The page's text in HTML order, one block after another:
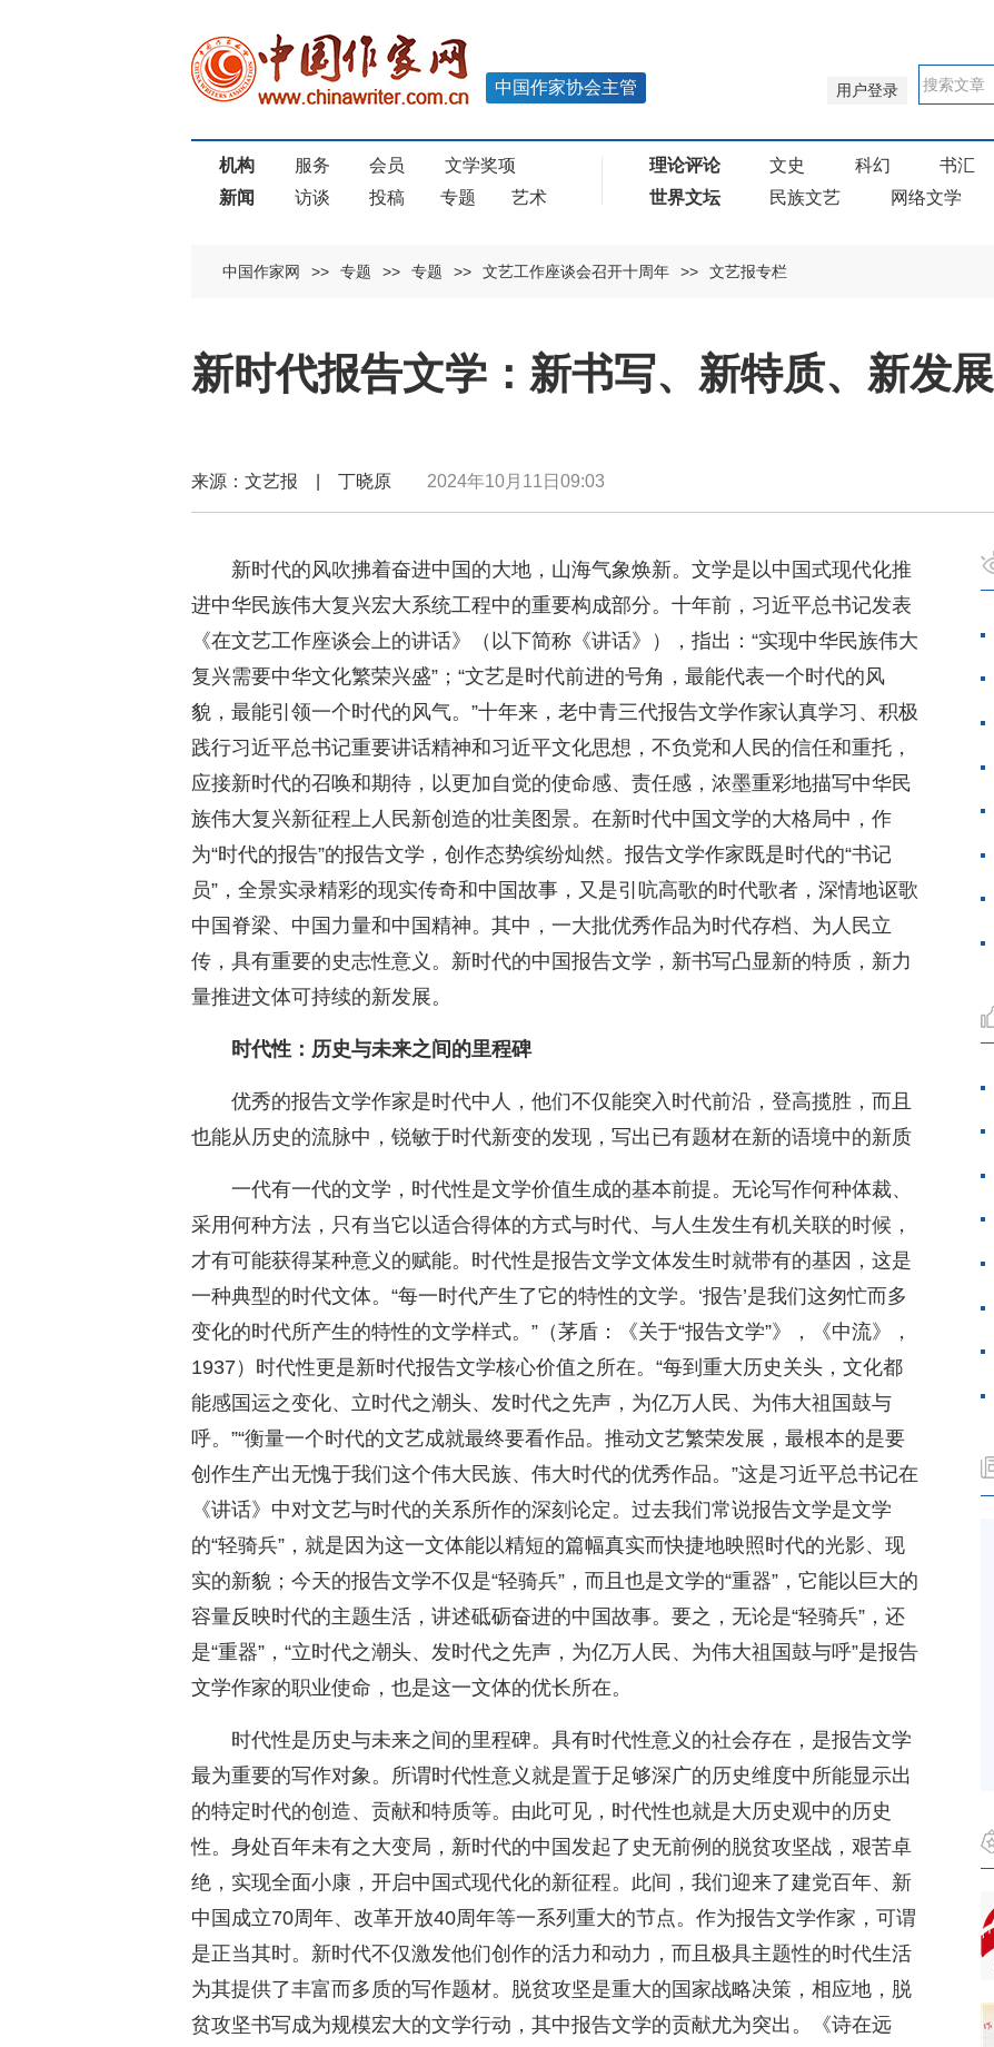
用户登录
中国作家协会主管
机构 服务 会员
文学奖项
新闻
访谈 投稿 专题 艺术
理论评论 文史 科幻 书汇
世界文坛
民族文艺 网络文学
中国作家网 >> 专题 >> 专题 >> 文艺工作座谈会召开十周年 >> 文艺报专栏
新时代报告文学：新书写、新特质、新发展
来源：文艺报 | 丁晓原 2024年10月11日09:03
新时代的风吹拂着奋进中国的大地，山海气象焕新。文学是以中国式现代化推
进中华民族伟大复兴宏大系统工程中的重要构成部分。十年前，习近平总书记发表
《在文艺工作座谈会上的讲话》（以下简称《讲话》），指出：“实现中华民族伟大
复兴需要中华文化繁荣兴盛”；“文艺是时代前进的号角，最能代表一个时代的风
貌，最能引领一个时代的风气。”十年来，老中青三代报告文学作家认真学习、积极
践行习近平总书记重要讲话精神和习近平文化思想，不负党和人民的信任和重托，
应接新时代的召唤和期待，以更加自觉的使命感、责任感，浓墨重彩地描写中华民
族伟大复兴新征程上人民新创造的壮美图景。在新时代中国文学的大格局中，作
为“时代的报告”的报告文学，创作态势缤纷灿然。报告文学作家既是时代的“书记
员”，全景实录精彩的现实传奇和中国故事，又是引吭高歌的时代歌者，深情地讴歌
中国脊梁、中国力量和中国精神。其中，一大批优秀作品为时代存档、为人民立
传，具有重要的史志性意义。新时代的中国报告文学，新书写凸显新的特质，新力
量推进文体可持续的新发展。
时代性：历史与未来之间的里程碑
优秀的报告文学作家是时代中人，他们不仅能突入时代前沿，登高揽胜，而且
也能从历史的流脉中，锐敏于时代新变的发现，写出已有题材在新的语境中的新质
一代有一代的文学，时代性是文学价值生成的基本前提。无论写作何种体裁、
采用何种方法，只有当它以适合得体的方式与时代、与人生发生有机关联的时候，
才有可能获得某种意义的赋能。时代性是报告文学文体发生时就带有的基因，这是
一种典型的时代文体。“每一时代产生了它的特性的文学。‘报告’是我们这匆忙而多
变化的时代所产生的特性的文学样式。”（茅盾：《关于“报告文学”》，《中流》，
1937）时代性更是新时代报告文学核心价值之所在。“每到重大历史关头，文化都
能感国运之变化、立时代之潮头、发时代之先声，为亿万人民、为伟大祖国鼓与
呼。”“衡量一个时代的文艺成就最终要看作品。推动文艺繁荣发展，最根本的是要
创作生产出无愧于我们这个伟大民族、伟大时代的优秀作品。”这是习近平总书记在
《讲话》中对文艺与时代的关系所作的深刻论定。过去我们常说报告文学是文学
的“轻骑兵”，就是因为这一文体能以精短的篇幅真实而快捷地映照时代的光影、现
实的新貌；今天的报告文学不仅是“轻骑兵”，而且也是文学的“重器”，它能以巨大的
容量反映时代的主题生活，讲述砥砺奋进的中国故事。要之，无论是“轻骑兵”，还
是“重器”，“立时代之潮头、发时代之先声，为亿万人民、为伟大祖国鼓与呼”是报告
文学作家的职业使命，也是这一文体的优长所在。
时代性是历史与未来之间的里程碑。具有时代性意义的社会存在，是报告文学
最为重要的写作对象。所谓时代性意义就是置于足够深广的历史维度中所能显示出
的特定时代的创造、贡献和特质等。由此可见，时代性也就是大历史观中的历史
性。身处百年未有之大变局，新时代的中国发起了史无前例的脱贫攻坚战，艰苦卓
绝，实现全面小康，开启中国式现代化的新征程。此间，我们迎来了建党百年、新
中国成立70周年、改革开放40周年等一系列重大的节点。作为报告文学作家，可谓
是正当其时。新时代不仅激发他们创作的活力和动力，而且极具主题性的时代生活
为其提供了丰富而多质的写作题材。脱贫攻坚是重大的国家战略决策，相应地，脱
贫攻坚书写成为规模宏大的文学行动，其中报告文学的贡献尤为突出。《诗在远